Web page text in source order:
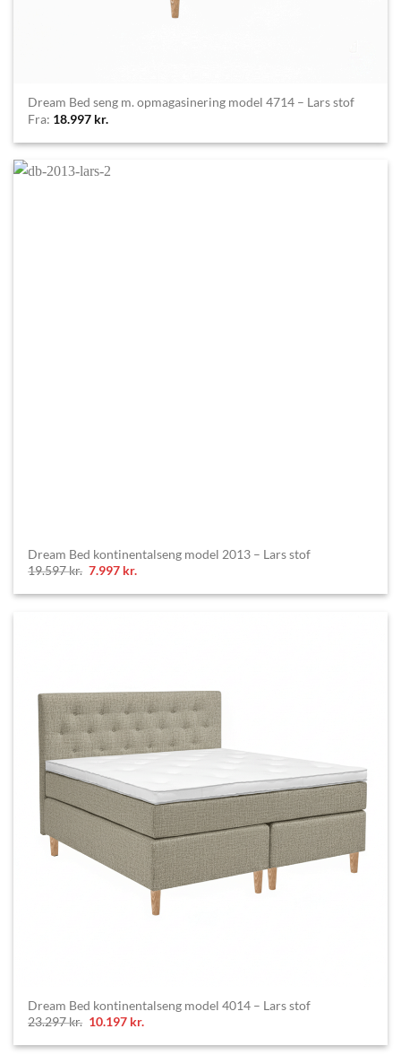
Dream Bed seng m. opmagasinering model 4714 – Lars stof
Fra: 18.997 kr.
Dream Bed kontinentalseng model 2013 – Lars stof
19.597kr. Original
was:
7.997 kr.
is:
Dream Bed kontinentalseng model 4014 – Lars stof
23.297kr. Original
was:
10.197 kr.Current
is: